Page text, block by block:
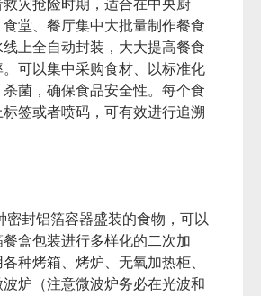
灾抢险时期，适合在中央厨
堂、餐厅集中大批量制作餐食
上全自动封装，大大提高餐食
可以集中采购食材、以标准化
菌，确保食品安全性。每个食
签或者喷码，可有效进行追溯
密封铝箔容器盛装的食物，可以
盒包装进行多样化的二次加
种烤箱、烤炉、无氧加热柜、
炉（注意微波炉务必在光波和